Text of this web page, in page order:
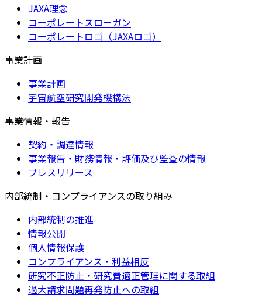
JAXA理念
コーポレートスローガン
コーポレートロゴ（JAXAロゴ）
事業計画
事業計画
宇宙航空研究開発機構法
事業情報・報告
契約・調達情報
事業報告・財務情報・評価及び監査の情報
プレスリリース
内部統制・コンプライアンスの取り組み
内部統制の推進
情報公開
個人情報保護
コンプライアンス・利益相反
研究不正防止・研究費適正管理に関する取組
過大請求問題再発防止への取組